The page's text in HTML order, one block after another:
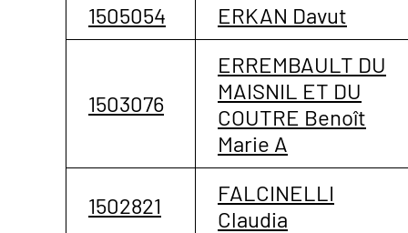
1505054
ERKAN Davut
1503076
ERREMBAULT DU
MAISNIL ET DU
COUTRE Benoît
Marie A
1502821
FALCINELLI
Claudia